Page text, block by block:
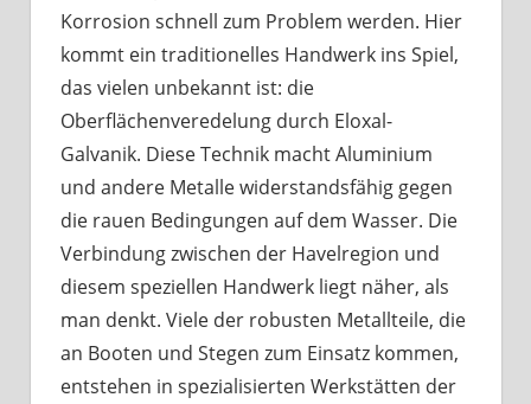
Korrosion schnell zum Problem werden. Hier
kommt ein traditionelles Handwerk ins Spiel,
das vielen unbekannt ist: die
Oberflächenveredelung durch Eloxal-
Galvanik. Diese Technik macht Aluminium
und andere Metalle widerstandsfähig gegen
die rauen Bedingungen auf dem Wasser. Die
Verbindung zwischen der Havelregion und
diesem speziellen Handwerk liegt näher, als
man denkt. Viele der robusten Metallteile, die
an Booten und Stegen zum Einsatz kommen,
entstehen in spezialisierten Werkstätten der